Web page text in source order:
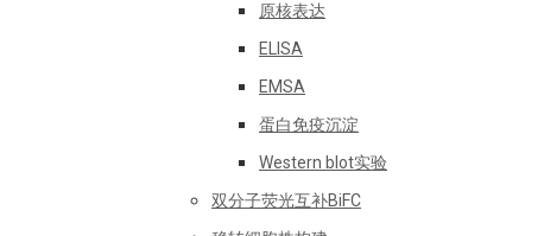
原核表达
ELISA
EMSA
蛋白免疫沉淀
Western blot实验
双分子荧光互补BiFC